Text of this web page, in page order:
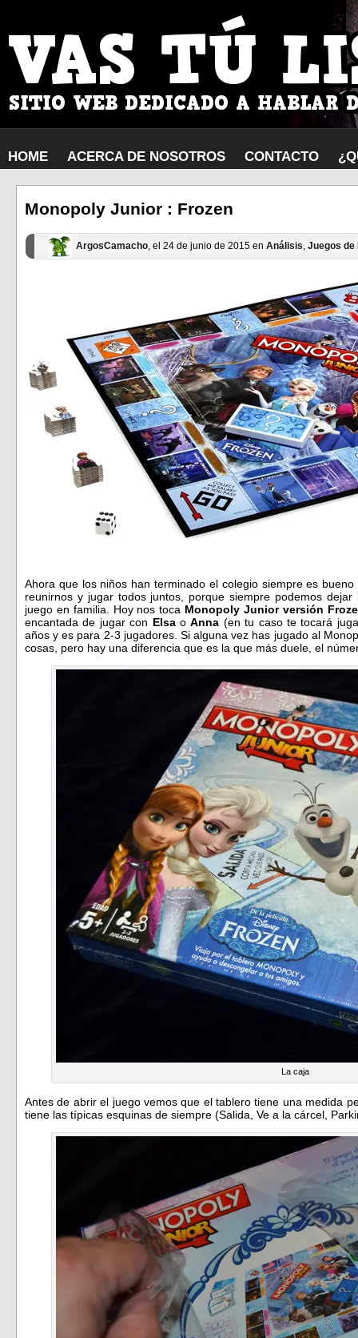
HOME ACERCA DE NOSOTROS CONTACTO
Monopoly Junior : Frozen
ArgosCamacho, el 24 de junio de 2015 en Análisis, Juegos de
Ahora que los niños han terminado el colegio siempre es
reunirnos y jugar todos juntos, porque siempre podemos
juego en familia. Hoy nos toca Monopoly Junior versión
encantada de jugar con ElsaoAnna (en tu caso te tocará
años y es para 2-3 jugadores. Si alguna vez has jugado al
cosas, pero hay una diferencia que es la que más duele, el
La caja
Antes de abrir el juego vemos que el tablero tiene una medida
tiene las típicas esquinas de siempre (Salida, Ve a la cárcel,